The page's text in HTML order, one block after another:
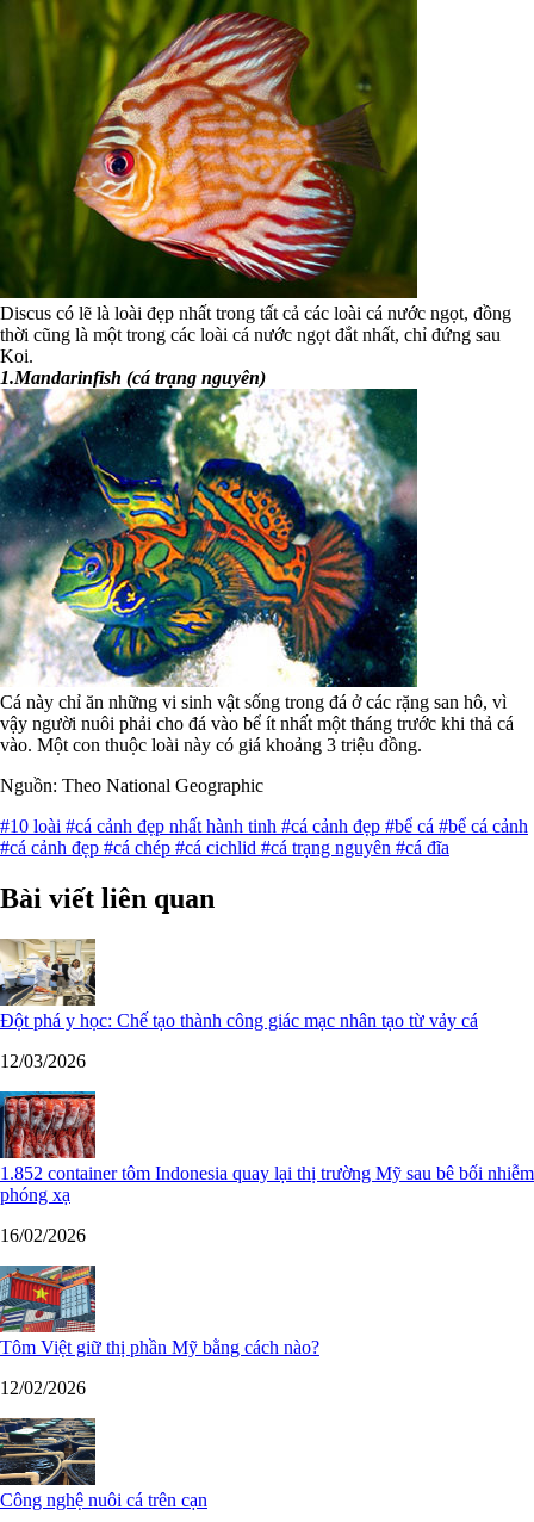
Discus có lẽ là loài đẹp nhất trong tất cả các loài cá nước ngọt, đồng
thời cũng là một trong các loài cá nước ngọt đắt nhất, chỉ đứng sau
Koi.
1.Mandarinfish (cá trạng nguyên)
Cá này chỉ ăn những vi sinh vật sống trong đá ở các rặng san hô, vì
vậy người nuôi phải cho đá vào bể ít nhất một tháng trước khi thả cá
vào. Một con thuộc loài này có giá khoảng 3 triệu đồng.
Nguồn: Theo National Geographic
#10 loài #cá cảnh đẹp nhất hành tinh #cá cảnh đẹp #bể cá #bể cá cảnh
#cá cảnh đẹp #cá chép #cá cichlid #cá trạng nguyên #cá đĩa
Bài viết liên quan
Đột phá y học: Chế tạo thành công giác mạc nhân tạo từ vảy cá
12/03/2026
1.852 container tôm Indonesia quay lại thị trường Mỹ sau bê bối nhiễm
phóng xạ
16/02/2026
Tôm Việt giữ thị phần Mỹ bằng cách nào?
12/02/2026
Công nghệ nuôi cá trên cạn